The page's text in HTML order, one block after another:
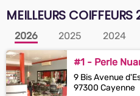
MEILLEURS COIFFEURS
2026 2025 2024
#1 - Perle
9 Bis Avenue
97300 Cayenne